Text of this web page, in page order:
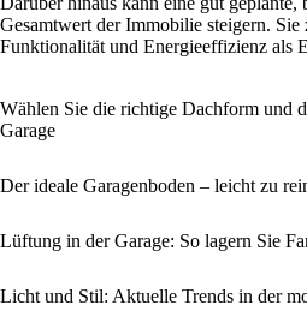
Gesamtwert der Immobilie steigern. Sie
Funktionalität und Energieeffizienz als
Wählen Sie die richtige Dachform und
Garage
Der ideale Garagenboden – leicht zu
Lüftung in der Garage: So lagern Sie
Licht und Stil: Aktuelle Trends in der